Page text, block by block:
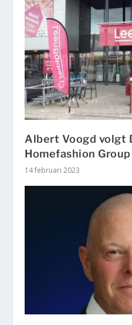
Albert Voogd volgt
Homefashion Group
14 februari 2023